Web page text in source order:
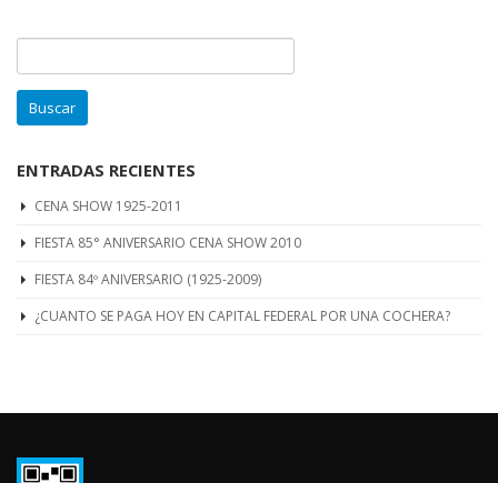
ENTRADAS RECIENTES
CENA SHOW 1925-2011
FIESTA 85° ANIVERSARIO CENA SHOW 2010
FIESTA 84º ANIVERSARIO (1925-2009)
¿CUANTO SE PAGA HOY EN CAPITAL FEDERAL POR UNA COCHERA?